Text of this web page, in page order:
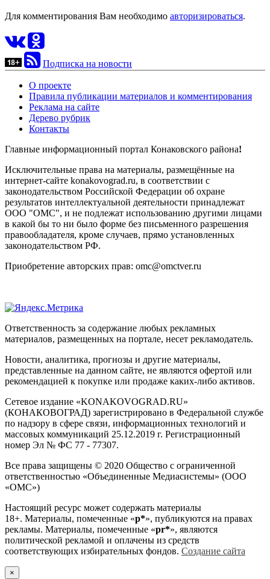
Для комментирования Вам необходимо авторизироваться.
Подписка на новости
О проекте
Правила публикации материалов и комментирования
Реклама на сайте
Дерево рубрик
Контакты
Главные информационный портал Конаковского района!
Исключительные права на материалы, размещённые на
интернет-сайте konakovograd.ru, в соответствии с
законодательством Российской Федерации об охране
результатов интеллектуальной деятельности принадлежат
ООО "ОМС", и не подлежат использованию другими лицами
в какой бы то ни было форме без письменного разрешения
правообладателя, кроме случаев, прямо установленных
законодательством РФ.
Приобретение авторских прав: omc@omctver.ru
Ответственность за содержание любых рекламных
материалов, размещенных на портале, несет рекламодатель.
Новости, аналитика, прогнозы и другие материалы,
представленные на данном сайте, не являются офертой или
рекомендацией к покупке или продаже каких-либо активов.
Сетевое издание «KONAKOVOGRAD.RU»
(КОНАКОВОГРАД) зарегистрировано в Федеральной службе
по надзору в сфере связи, информационных технологий и
массовых коммуникаций 25.12.2019 г. Регистрационный
номер Эл № ФС 77 - 77307.
Все права защищены © 2020 Общество с ограниченной
ответственностью «Объединенные Медиасистемы» (ООО
«ОМС»)
Настоящий ресурс может содержать материалы
18+. Материалы, помеченные «р*», публикуются на правах
рекламы. Материалы, помеченные «рr*», являются
политической рекламой и оплачены из средств
соответствующих избирательных фондов. Создание сайта
×